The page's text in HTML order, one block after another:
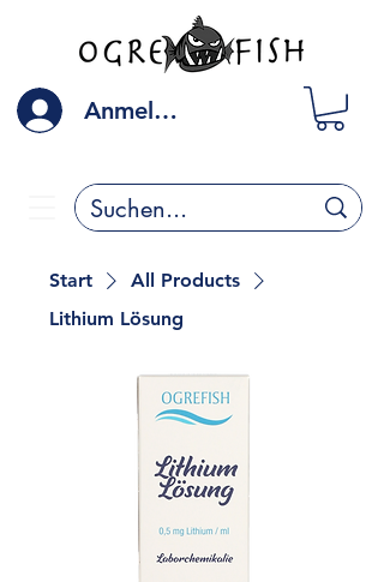
Anmelden
Start
All Products
Lithium Lösung